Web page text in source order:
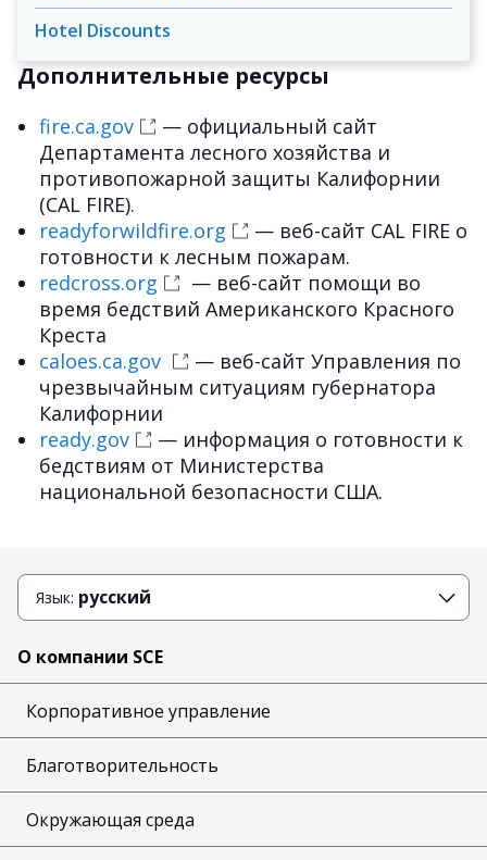
Hotel Discounts
Дополнительные ресурсы
fire.ca.gov
— официальный сайт
Департамента лесного хозяйства и
противопожарной защиты Калифорнии
(CAL FIRE).
readyforwildfire.org
— веб-сайт CAL FIRE о
готовности к лесным пожарам.
redcross.org
— веб-сайт помощи во
время бедствий Американского Красного
Креста
caloes.ca.gov
— веб-сайт Управления по
чрезвычайным ситуациям губернатора
Калифорнии
ready.gov
— информация о готовности к
бедствиям от Министерства
национальной безопасности США.
Язык: русский
О компании SCE
Корпоративное управление
Благотворительность
Окружающая среда